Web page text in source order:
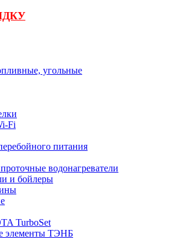
угольные
Fi
питания
водонагреватели
и бойлеры
TurboSet
элементы ТЭНБ